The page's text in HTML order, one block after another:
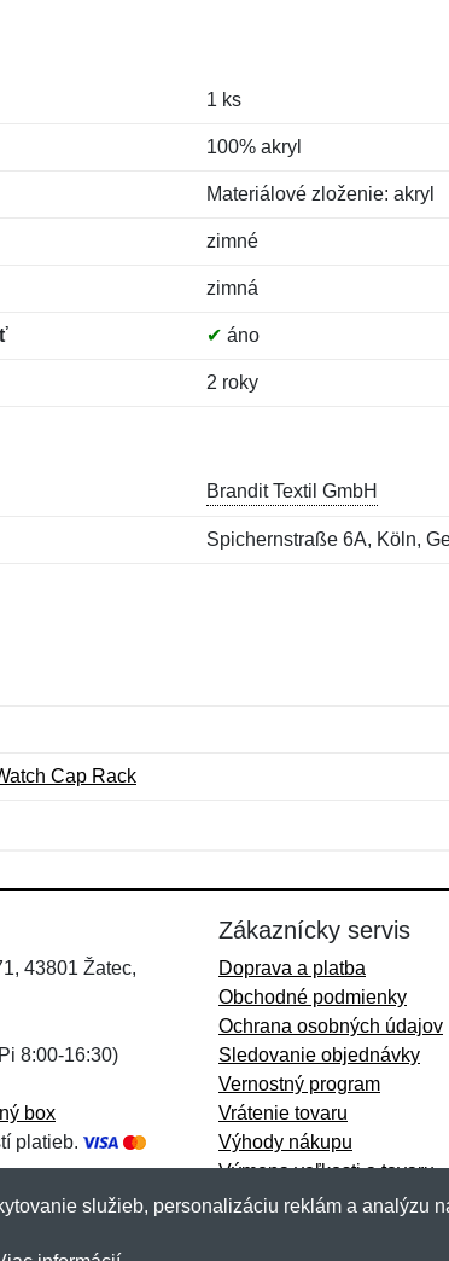
1 ks
100% akryl
Materiálové zloženie: akryl
zimné
zimná
✔ áno
2 roky
Brandit Textil GmbH
Spichernstraße 6A, Köln,
Cap Rack
43801 Žatec,
8:00-16:30)
box
platieb.
Zákaznícky servis
Doprava a platba
Obchodné podmienky
Ochrana osobných údajov
Sledovanie objednávky
Vernostný program
Vrátenie tovaru
Výhody nákupu
Výmena veľkosti a tovaru
Viac informácií...
služieb, personalizáciu reklám a analýzu